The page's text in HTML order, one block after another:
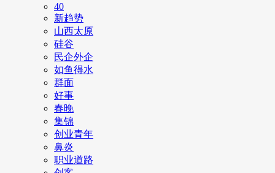
40
新趋势
山西太原
硅谷
民企外企
如鱼得水
群面
好事
春晚
集锦
创业青年
鼻炎
职业道路